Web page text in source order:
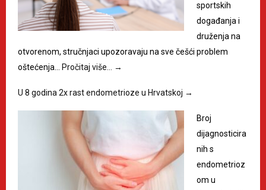
sportskih
događanja i
druženja na
otvorenom, stručnjaci upozoravaju na sve češći problem
oštećenja…
Pročitaj više… →
U 8 godina 2x rast endometrioze u Hrvatskoj →
Broj
dijagnosticira
nih s
endometrioz
om u